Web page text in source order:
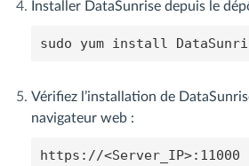
Installer DataSunrise depuis le
sudo yum install
Vérifiez l’installation de
navigateur web :
https://<Server_IP>:11000